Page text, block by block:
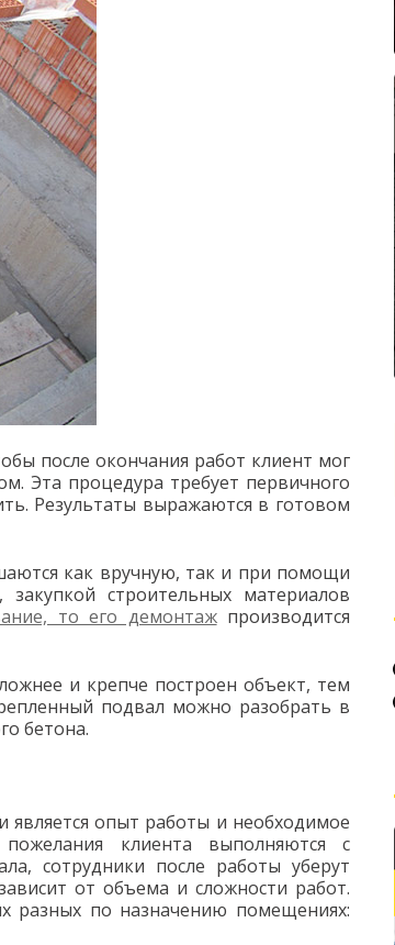
после окончания работ клиент мог
Эта процедура требует первичного
Результаты выражаются в готовом
как вручную, так и при помощи
строительных материалов
то его демонтажпроизводится
и крепче построен объект, тем
подвал можно разобрать в
бетона.
опыт работы и необходимое
клиента выполняются с
сотрудники после работы уберут
от объема и сложности работ.
разных по назначению помещениях: